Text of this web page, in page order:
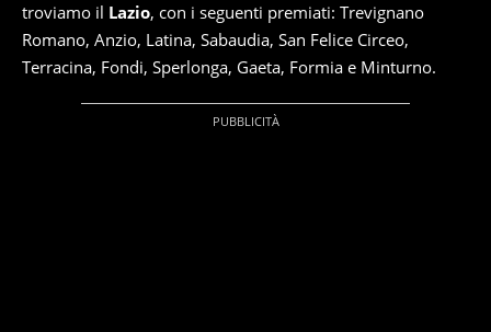
troviamo il Lazio, con i seguenti premiati: Trevignano
Romano, Anzio, Latina, Sabaudia, San Felice Circeo,
Terracina, Fondi, Sperlonga, Gaeta, Formia e Minturno.